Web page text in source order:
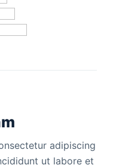
adipiscing
ut labore et